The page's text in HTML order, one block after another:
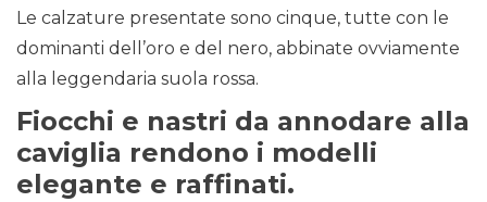
Le calzature presentate sono cinque, tutte con le
dominanti dell’oro e del nero, abbinate ovviamente
alla leggendaria suola rossa.
Fiocchi e nastri da annodare alla
caviglia rendono i modelli
elegante e raffinati.